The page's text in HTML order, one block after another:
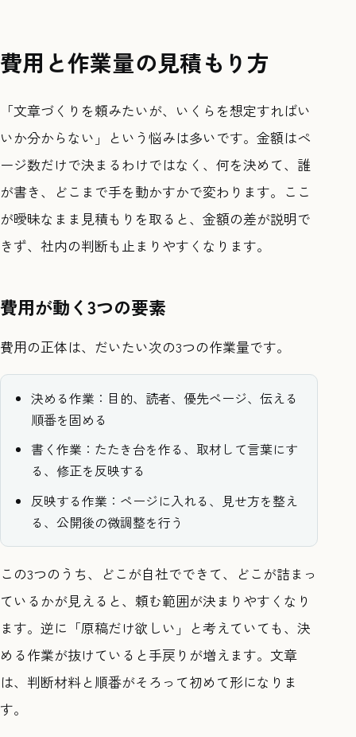
費用と作業量の見積もり方
「文章づくりを頼みたいが、いくらを想定すればい
いか分からない」という悩みは多いです。金額はペ
ージ数だけで決まるわけではなく、何を決めて、誰
が書き、どこまで手を動かすかで変わります。ここ
が曖昧なまま見積もりを取ると、金額の差が説明で
きず、社内の判断も止まりやすくなります。
費用が動く3つの要素
費用の正体は、だいたい次の3つの作業量です。
決める作業：目的、読者、優先ページ、伝える
順番を固める
書く作業：たたき台を作る、取材して言葉にす
る、修正を反映する
反映する作業：ページに入れる、見せ方を整え
る、公開後の微調整を行う
この3つのうち、どこが自社でできて、どこが詰まっ
ているかが見えると、頼む範囲が決まりやすくなり
ます。逆に「原稿だけ欲しい」と考えていても、決
める作業が抜けていると手戻りが増えます。文章
は、判断材料と順番がそろって初めて形になりま
す。